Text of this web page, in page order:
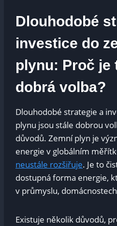
Dlouhodobé
investice do
plynu: Proč je
dobrá volba?
Dlouhodobé ​strategie ‌a
plynu jsou stále dobrou
důvodů. Zemní plyn je
energie‍ v globálním
neustále ⁣rozšiřuje. Je to
dostupná⁢ forma energie,
v průmyslu,
Existuje několik důvodů,‍